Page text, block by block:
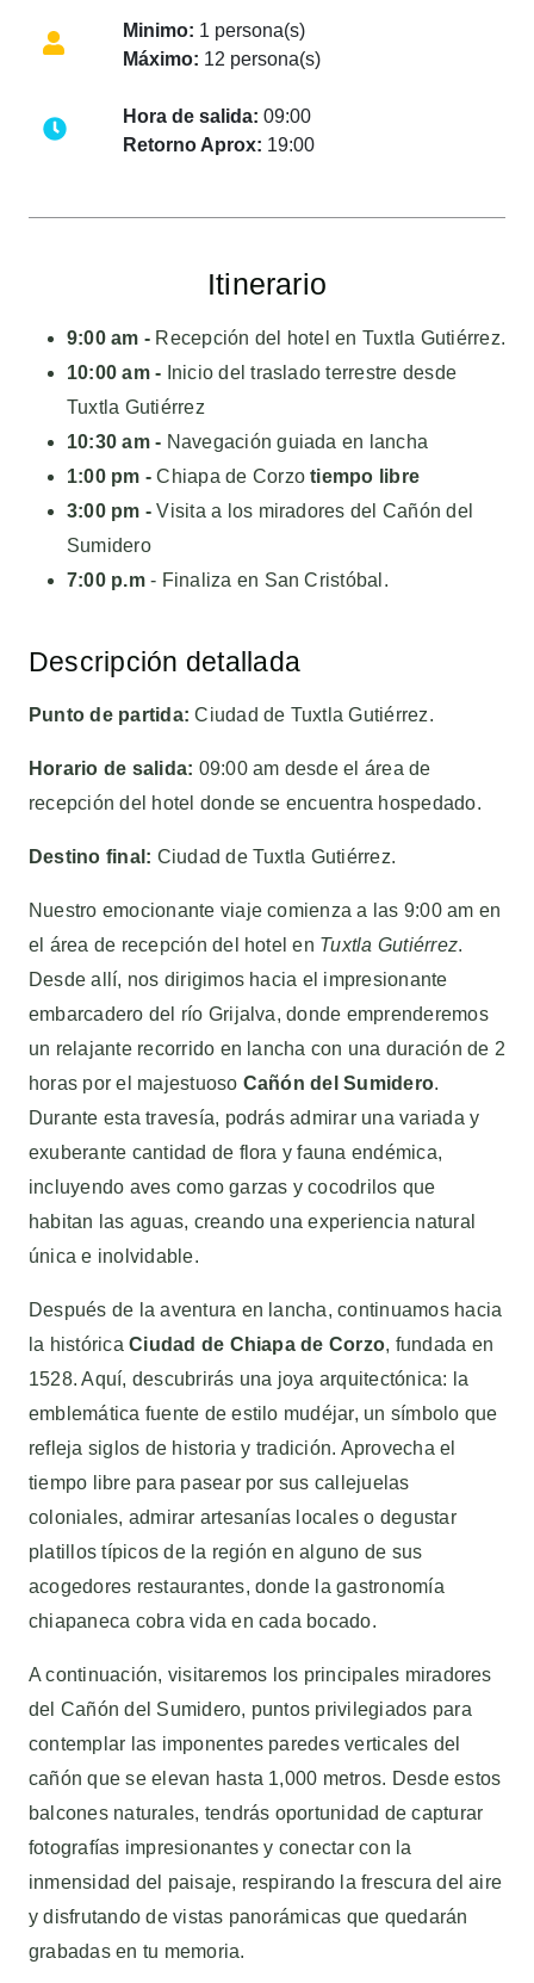
Minimo: 1 persona(s)
Máximo: 12 persona(s)
Hora de salida: 09:00
Retorno Aprox: 19:00
Itinerario
9:00 am - Recepción del hotel en Tuxtla Gutiérrez.
10:00 am - Inicio del traslado terrestre desde
Tuxtla Gutiérrez
10:30 am - Navegación guiada en lancha
1:00 pm -Chiapa de Corzotiempo libre
3:00 pm -Visita a los miradores del Cañón del
Sumidero
7:00 p.m- Finaliza en San Cristóbal.
Descripción detallada
Punto de partida: Ciudad de Tuxtla Gutiérrez.
Horario de salida: 09:00 am desde el área de
recepción del hotel donde se encuentra hospedado.
Destino final: Ciudad de Tuxtla Gutiérrez.
Nuestro emocionante viaje comienza a las 9:00 am en
el área de recepción del hotel en Tuxtla Gutiérrez.
Desde allí, nos dirigimos hacia el impresionante
embarcadero del río Grijalva, donde emprenderemos
un relajante recorrido en lancha con una duración de 2
horas por el majestuoso Cañón del Sumidero.
Durante esta travesía, podrás admirar una variada y
exuberante cantidad de flora y fauna endémica,
incluyendo aves como garzas y cocodrilos que
habitan las aguas, creando una experiencia natural
única e inolvidable.
Después de la aventura en lancha, continuamos hacia
la históricaCiudad de Chiapa de Corzo, fundada en
1528. Aquí, descubrirás una joya arquitectónica: la
emblemática fuente de estilo mudéjar, un símbolo que
refleja siglos de historia y tradición. Aprovecha el
tiempo libre para pasear por sus callejuelas
coloniales, admirar artesanías locales o degustar
platillos típicos de la región en alguno de sus
acogedores restaurantes, donde la gastronomía
chiapaneca cobra vida en cada bocado.
A continuación, visitaremos los principales miradores
del Cañón del Sumidero, puntos privilegiados para
contemplar las imponentes paredes verticales del
cañón que se elevan hasta 1,000 metros. Desde estos
balcones naturales, tendrás oportunidad de capturar
fotografías impresionantes y conectar con la
inmensidad del paisaje, respirando la frescura del aire
y disfrutando de vistas panorámicas que quedarán
grabadas en tu memoria.